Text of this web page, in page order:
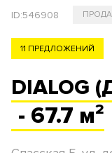
ID:546908
11 ПРЕДЛОЖЕНИЙ
DIALOG
- 67.7 м²